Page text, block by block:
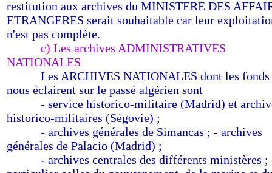
restitution aux archives du MINISTERE DES
ETRANGERES serait souhaitable car leur
n'est pas complète.
c) Les archives ADMINISTRATIVES
NATIONALES
Les ARCHIVES NATIONALES dont les fonds
nous éclairent sur le passé algérien sont
- service historico-militaire (Madrid) et
historico-militaires (Ségovie) ;
- archives générales de Simancas ; - archives
générales de Palacio (Madrid) ;
- archives centrales des différents ministères ;